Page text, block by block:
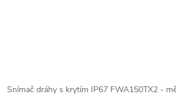
Snímač dráhy s krytím IP67 FWA150TX2 -